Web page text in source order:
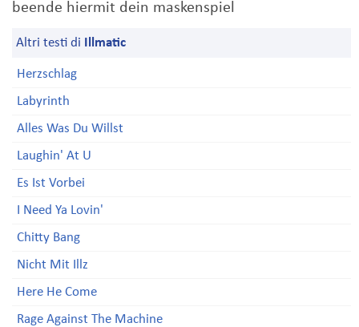
beende hiermit dein maskenspiel
Altri testi di Illmatic
Herzschlag
Labyrinth
Alles Was Du Willst
Laughin' At U
Es Ist Vorbei
I Need Ya Lovin'
Chitty Bang
Nicht Mit Illz
Here He Come
Rage Against The Machine